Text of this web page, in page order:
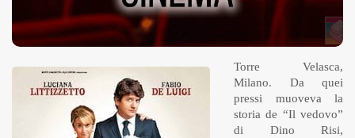
Torre Velasca,
Milano. Da quei
pressi muoveva la
storia de “Il vedovo”
di Dino Risi,